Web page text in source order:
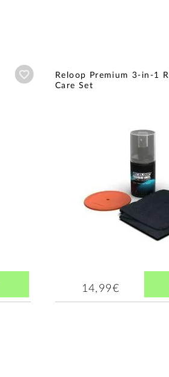
Añadir a wishlist
Reloop Premium 3-in-1
Care Set
14,99€